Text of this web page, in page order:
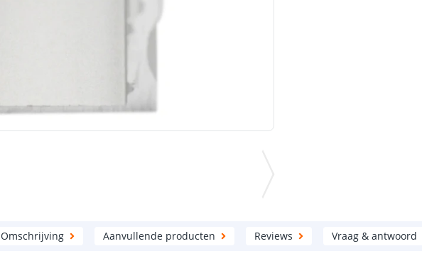
Omschrijving Aanvullende producten Reviews Vraag & antwoord